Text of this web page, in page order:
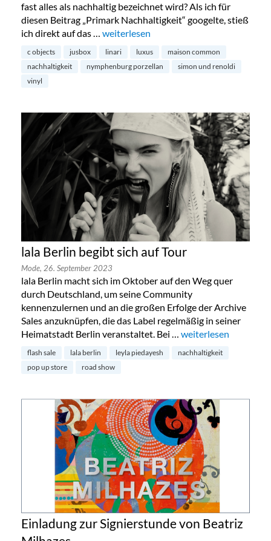
fast alles als nachhaltig bezeichnet wird? Als ich für
diesen Beitrag „Primark Nachhaltigkeit“ googelte, stieß
ich direkt auf das … „Nachhaltigkeit und Luxus – ein
weiterlesen
c objects jusbox linari luxus
maison common
nachhaltigkeit
nymphenburg porzellan
simon und renoldi
vinyl
lala Berlin begibt sich auf Tour
Mode, 26. September 2023
lala Berlin macht sich im Oktober auf den Weg quer
durch Deutschland, um seine Community
kennenzulernen und an die großen Erfolge der Archive
Sales anzuknüpfen, die das Label regelmäßig in seiner
Heimatstadt Berlin veranstaltet. Bei … „lala Berlin begibt
weiterlesen
flash sale lala berlin leyla piedayesh
nachhaltigkeit
pop up store
road show
Einladung zur Signierstunde von Beatriz